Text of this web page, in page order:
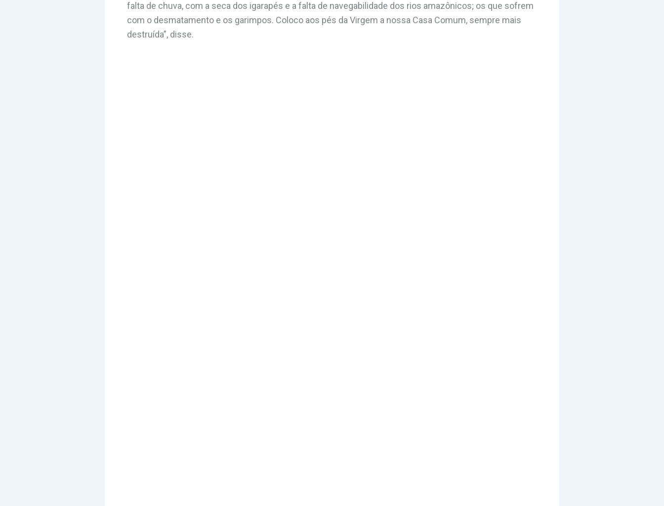
falta de chuva, com a seca dos igarapés e a falta de navegabilidade dos rios amazônicos; os que sofrem
com o desmatamento e os garimpos. Coloco aos pés da Virgem a nossa Casa Comum, sempre mais
destruída”, disse.